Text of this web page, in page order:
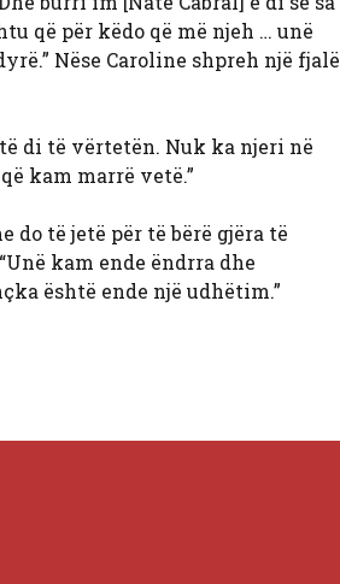
që për këdo që më njeh … unë
Nëse Caroline shpreh një fjalë
di të vërtetën. Nuk ka njeri në
kam marrë vetë.”
do të jetë për të bërë gjëra të
kam ende ëndrra dhe
është ende një udhëtim.”